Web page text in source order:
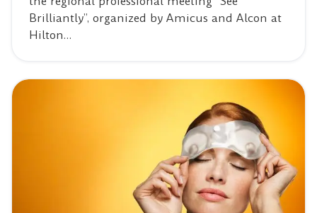
Brilliantly”, organized by Amicus and Alcon at
Hilton…